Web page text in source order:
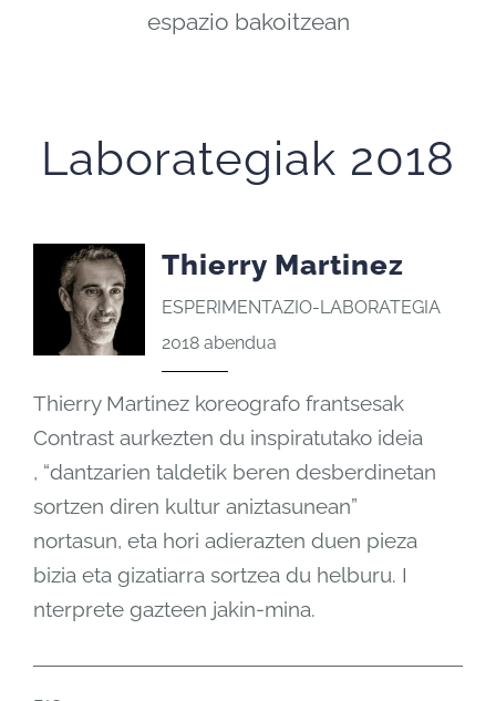
espazio bakoitzean
Laborategiak 2018
Thierry Martinez
ESPERIMENTAZIO-LABORATEGIA
2018 abendua
Thierry Martinez koreografo frantsesak
Contrast aurkezten du inspiratutako ideia
, “dantzarien taldetik beren desberdinetan
sortzen diren kultur aniztasunean”
nortasun, eta hori adierazten duen pieza
bizia eta gizatiarra sortzea du helburu. I
nterprete gazteen jakin-mina.